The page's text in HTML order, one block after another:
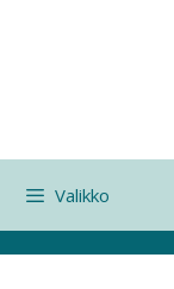
Valikko